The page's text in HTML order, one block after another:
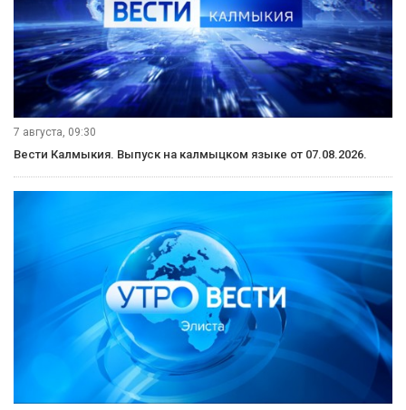
7 августа, 09:30
Вести Калмыкия. Выпуск на калмыцком языке от 07.08.2026.